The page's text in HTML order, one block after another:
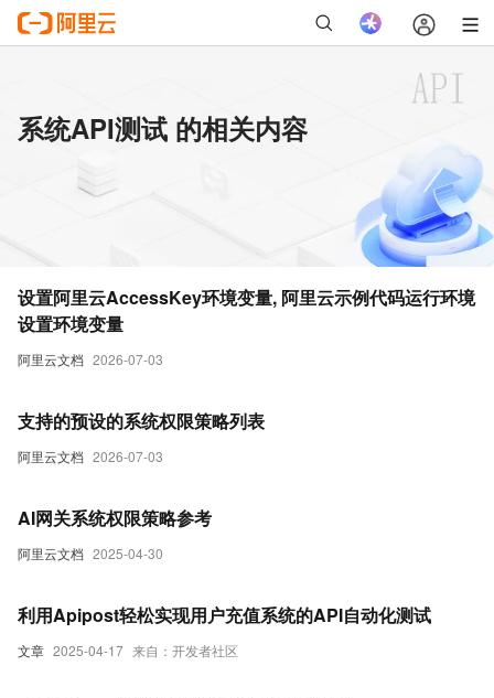
系统API测试 的相关内容
阿里云文档 2026-07-03
设置阿里云AccessKey环境变量, 阿里云示例代码运行环境
设置环境变量
阿里云文档 2026-07-03
支持的预设的系统权限策略列表
阿里云文档 2025-04-30
AI网关系统权限策略参考
文章 2025-04-17 来自：开发者社区
利用Apipost轻松实现用户充值系统的API自动化测试